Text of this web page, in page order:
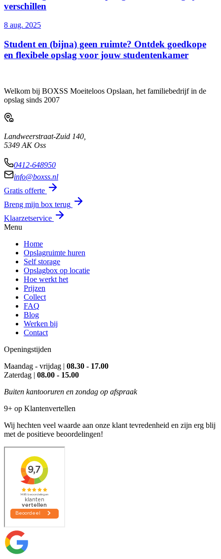
verschillen
8 aug. 2025
Student en (bijna) geen ruimte? Ontdek goedkope
en flexibele opslag voor jouw studentenkamer
Welkom bij BOXSS Moeiteloos Opslaan, het familiebedrijf in de
opslag sinds 2007
Landweerstraat-Zuid 140,
5349 AK Oss
0412-648950
info@boxss.nl
Gratis offerte
Breng mijn box terug
Klaarzetservice
Menu
Home
Opslagruimte huren
Self storage
Opslagbox op locatie
Hoe werkt het
Prijzen
Collect
FAQ
Blog
Werken bij
Contact
Openingstijden
Maandag - vrijdag | 08.30 - 17.00
Zaterdag | 08.00 - 15.00
Buiten kantooruren en zondag op afspraak
9+ op Klantenvertellen
Wij hechten veel waarde aan onze klant tevredenheid en zijn erg blij
met de positieve beoordelingen!